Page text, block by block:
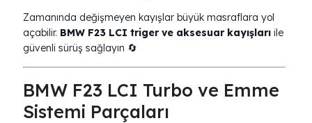
Zamanında değişmeyen kayışlar büyük masraflara yol
açabilir. BMW F23 LCI triger ve aksesuar kayışları ile
güvenli sürüş sağlayın 🔄
BMW F23 LCI Turbo ve Emme
Sistemi Parçaları